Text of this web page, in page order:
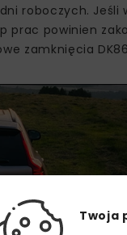
roboczych.
prac powinien
zamknięcia
Twoja